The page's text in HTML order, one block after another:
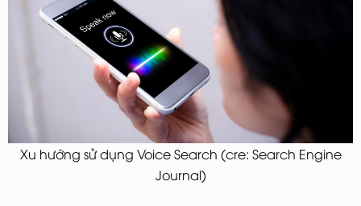
Xu hướng sử dụng Voice Search (cre: Search Engine
Journal)